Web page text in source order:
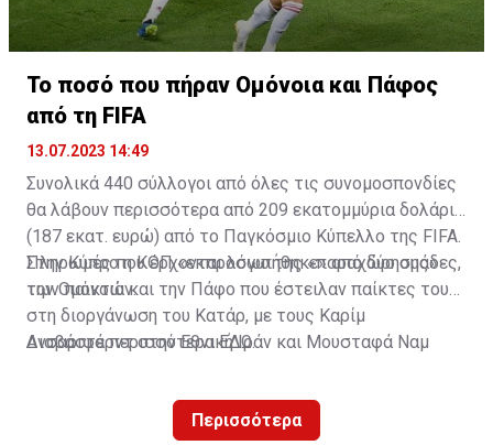
A post shared by OMONOIA FC (@omonoiafootball)
Το ποσό που πήραν Ομόνοια και Πάφος
από τη FIFA
13.07.2023 14:49
Συνολικά 440 σύλλογοι από όλες τις συνομοσπονδίες
θα λάβουν περισσότερα από 209 εκατομμύρια δολάρια
(187 εκατ. ευρώ) από το Παγκόσμιο Κύπελλο της FIFA.
Πληρωμές που έρχονται λόγω της «παραχώρησης»
των παικτών.
Στην Κύπρο η ΚΟΠ «εκπροσωπήθηκε» από δύο ομάδες,
την Ομόνοια και την Πάφο που έστειλαν παίκτες τους
στη διοργάνωση του Κατάρ, με τους Καρίμ
Ανσαριφάρντ στην Εθνική Ιράν και Μουσταφά Ναμ
Διαβάστε περισσότεραΕΔΩ.
Περισσότερα